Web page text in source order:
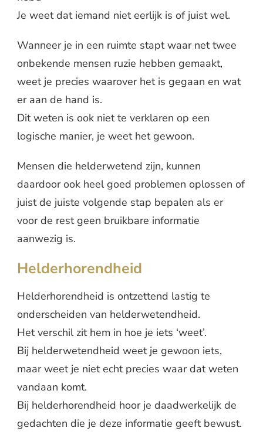
Je weet dat iemand niet eerlijk is of juist wel.
Wanneer je in een ruimte stapt waar net twee
onbekende mensen ruzie hebben gemaakt,
weet je precies waarover het is gegaan en wat
er aan de hand is.
Dit weten is ook niet te verklaren op een
logische manier, je weet het gewoon.
Mensen die helderwetend zijn, kunnen
daardoor ook heel goed problemen oplossen of
juist de juiste volgende stap bepalen als er
voor de rest geen bruikbare informatie
aanwezig is.
Helderhorendheid
Helderhorendheid is ontzettend lastig te
onderscheiden van helderwetendheid.
Het verschil zit hem in hoe je iets ‘weet’.
Bij helderwetendheid weet je gewoon iets,
maar weet je niet echt precies waar dat weten
vandaan komt.
Bij helderhorendheid hoor je daadwerkelijk de
gedachten die je deze informatie geeft bewust.